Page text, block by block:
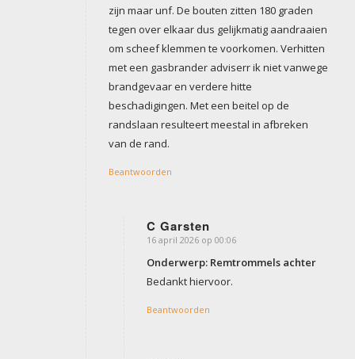
zijn maar unf. De bouten zitten 180 graden
tegen over elkaar dus gelijkmatig aandraaien
om scheef klemmen te voorkomen. Verhitten
met een gasbrander adviserr ik niet vanwege
brandgevaar en verdere hitte
beschadigingen. Met een beitel op de
randslaan resulteert meestal in afbreken
van de rand.
Beantwoorden
C Garsten
zegt:
16 april 2026 op 00:06
Onderwerp: Remtrommels achter
Bedankt hiervoor.
Beantwoorden